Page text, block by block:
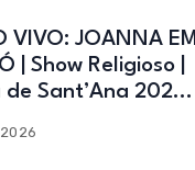
VIVO: JOANNA EM
| Show Religioso |
de Sant’Ana 2026 |